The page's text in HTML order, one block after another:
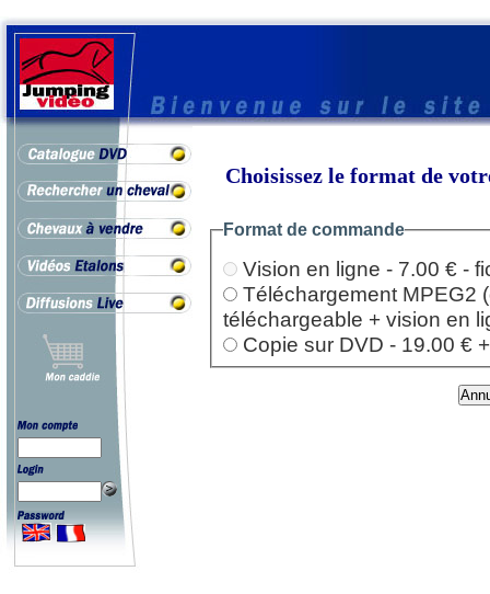
Choisissez le format de
Format de commande
Vision en ligne - 7.00 € -
Téléchargement MPEG2
téléchargeable + vision en
Copie sur DVD - 19.00 €